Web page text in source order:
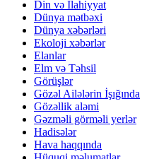
Din və İlahiyyat
Dünya mətbəxi
Dünya xəbərləri
Ekoloji xəbərlər
Elanlar
Elm və Təhsil
Görüşlər
Gözəl Ailələrin İşığında
Gözəllik aləmi
Gəzməli görməli yerlər
Hadisələr
Hava haqqında